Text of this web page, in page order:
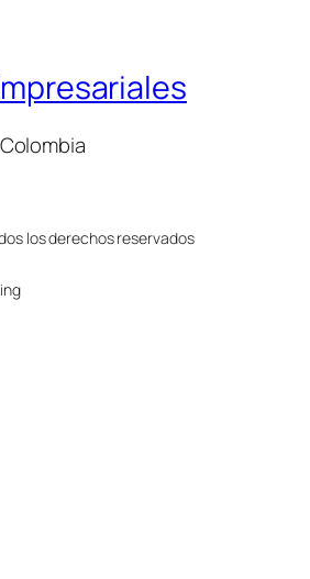
los derechos reservados